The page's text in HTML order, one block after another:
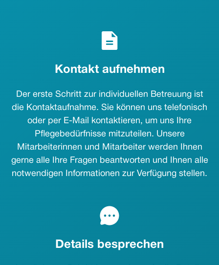
Kontakt aufnehmen
Der erste Schritt zur individuellen Betreuung ist
die Kontaktaufnahme. Sie können uns telefonisch
oder per E-Mail kontaktieren, um uns Ihre
Pflegebedürfnisse mitzuteilen. Unsere
Mitarbeiterinnen und Mitarbeiter werden Ihnen
gerne alle Ihre Fragen beantworten und Ihnen alle
notwendigen Informationen zur Verfügung stellen.
Details besprechen